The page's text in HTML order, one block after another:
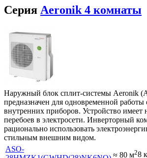
Серия Aeronik 4 комнаты
Наружный блок сплит-системы Aeronik
предназначен для одновременной
внутренних приборов. Устройство
перебоев в электросети. Инверторный
рационально использовать
стильным внешним видом.
ASO-
≈ 80 м28